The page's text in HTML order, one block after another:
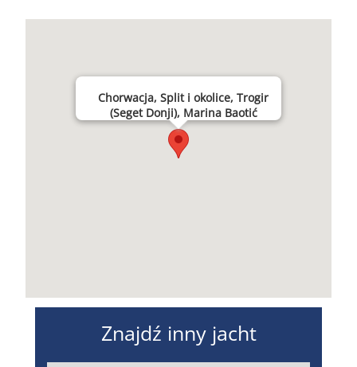
Chorwacja, Split i okolice, Trogir
(Seget Donji), Marina Baotić